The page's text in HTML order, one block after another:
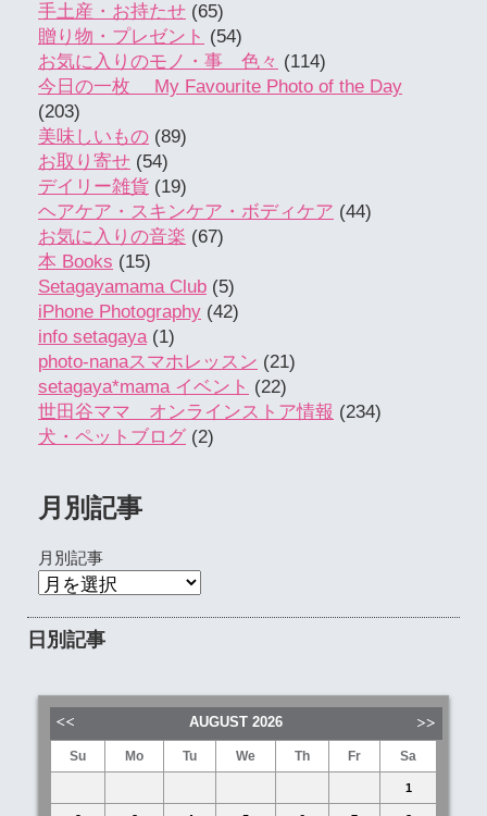
手土産・お持たせ (65)
贈り物・プレゼント (54)
お気に入りのモノ・事 色々 (114)
今日の一枚 My Favourite Photo of the Day
(203)
美味しいもの (89)
お取り寄せ (54)
デイリー雑貨 (19)
ヘアケア・スキンケア・ボディケア (44)
お気に入りの音楽 (67)
本 Books (15)
Setagayamama Club (5)
iPhone Photography (42)
info setagaya(1)
photo-nanaスマホレッスン (21)
setagaya*mama イベント (22)
世田谷ママ オンラインストア情報 (234)
犬・ペットブログ (2)
月別記事
月別記事
日別記事
AUGUST 2026
Su Mo Tu We Th Fr Sa
1